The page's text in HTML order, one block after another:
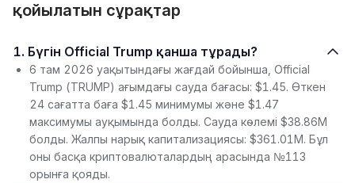
қойылатын сұрақтар
1. Бүгін Official Trump қанша тұрады?
6 там 2026 уақытындағы жағдай бойынша, Official
Trump (TRUMP) ағымдағы сауда бағасы: $1.45. Өткен
24 сағатта баға $1.45 минимумы және $1.47
максимумы ауқымында болды. Сауда көлемі $38.86M
болды. Жалпы нарық капитализациясы: $361.01M. Бұл
оны басқа криптовалюталардың арасында №113
орынға қояды.